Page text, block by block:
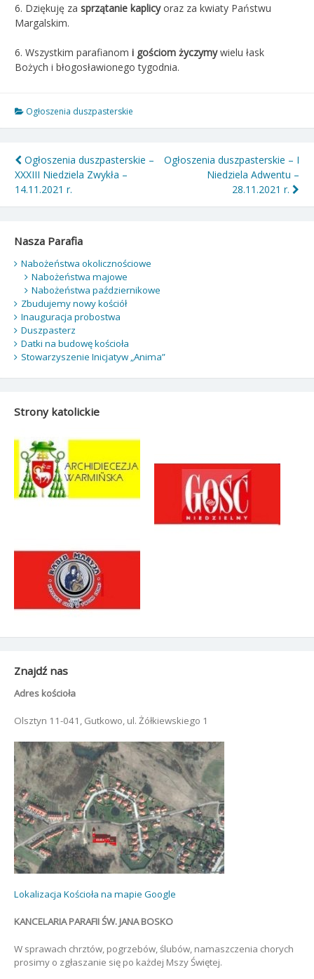
6. Dziękuję za sprzątanie kaplicyoraz za kwiaty Państwu
Margalskim.
6. Wszystkim parafianom i gościom życzymywielu łask
Bożych i błogosławionego tygodnia.
Ogłoszenia duszpasterskie
Nawigacja
wpisu
Ogłoszenia duszpasterskie –
XXXIII Niedziela Zwykła –
14.11.2021 r.
Ogłoszenia duszpasterskie – I
Niedziela Adwentu –
28.11.2021 r.
Nasza Parafia
Nabożeństwa okolicznościowe
Nabożeństwa majowe
Nabożeństwa październikowe
Zbudujemy nowy kościół
Inauguracja probostwa
Duszpasterz
Datki na budowę kościoła
Stowarzyszenie Inicjatyw „Anima”
Strony katolickie
Znajdź nas
Adres kościoła
Olsztyn 11-041, Gutkowo, ul. Żółkiewskiego 1
Lokalizacja Kościoła na mapie Google
KANCELARIA PARAFII ŚW. JANA BOSKO
W sprawach chrztów, pogrzebów, ślubów, namaszczenia chorych
prosimy o zgłaszanie się po każdej Mszy Świętej.